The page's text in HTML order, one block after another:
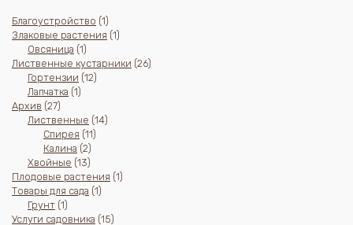
Благоустройство 11
товар
Злаковые растения 11
Овсяница 11
товар
Лиственные кустарники 2626
Гортензии 1212
Лапчатка 11
Архив 2727
товаров
Лиственные 1414
Спирея 1111
Калина 22
товара
Хвойные 1313
товаров
Плодовые растения 11
Товары для сада 11
Грунт 11
товар
Услуги садовника 1515